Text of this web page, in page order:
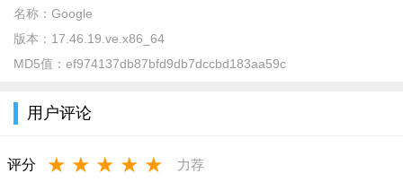
在弹出的菜单界面中，找到Settings(设置)并点击进入;
名称： Google
版本： 17.46.19.ve.x86_64
MD5值： ef974137db87bfd9db7dccbd183aa59c
用户评论
评分 ★ ★ ★ ★ ★ 力荐